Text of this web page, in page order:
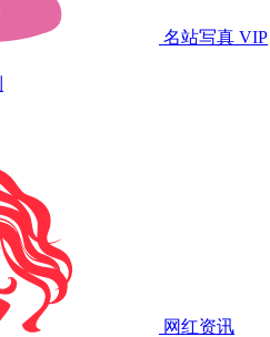
名站写真 VIP
网红资讯